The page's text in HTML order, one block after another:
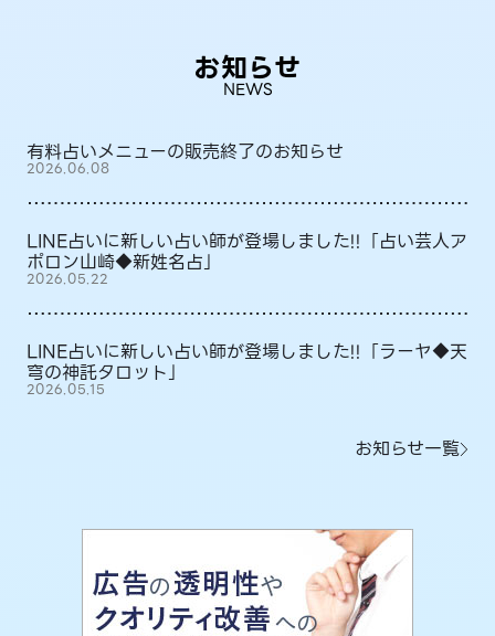
お知らせ
NEWS
有料占いメニューの販売終了のお知らせ
2026.06.08
LINE占いに新しい占い師が登場しました!!「占い芸人ア
ポロン山崎◆新姓名占」
2026.05.22
LINE占いに新しい占い師が登場しました!!「ラーヤ◆天
穹の神託タロット」
2026.05.15
お知らせ一覧